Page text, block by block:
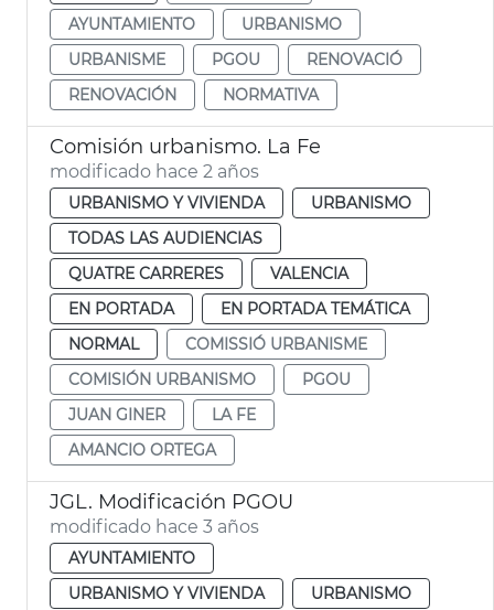
AYUNTAMIENTO
URBANISMO
URBANISME
PGOU
RENOVACIÓ
RENOVACIÓN
NORMATIVA
Comisión urbanismo. La Fe
modificado hace 2 años
URBANISMO Y VIVIENDA
URBANISMO
TODAS LAS AUDIENCIAS
QUATRE CARRERES
VALENCIA
EN PORTADA
EN PORTADA TEMÁTICA
NORMAL
COMISSIÓ URBANISME
COMISIÓN URBANISMO
PGOU
JUAN GINER
LA FE
AMANCIO ORTEGA
JGL. Modificación PGOU
modificado hace 3 años
AYUNTAMIENTO
URBANISMO Y VIVIENDA
URBANISMO